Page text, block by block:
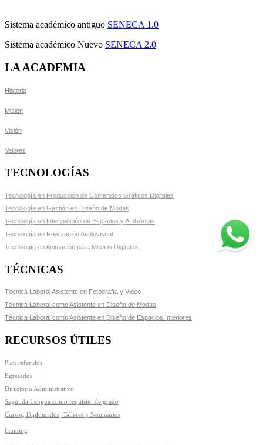
Sistema académico antiguo SENECA 1.0
Sistema académico Nuevo SENECA 2.0
LA ACADEMIA
Historia
Misión
Visión
Valores
TECNOLOGÍAS
Tecnología en Producción de Contenidos Gráficos Digitales
Tecnología en Gestión en Diseño de Modas
Tecnología en Intervención de Espacios y Ambientes
Tecnología en Realización Audiovisual
Tecnología en Animación para Medios Digitales
TÉCNICAS
Técnica Laboral Asistente en Fotografía y Video
Técnica Laboral como Asistente en Diseño de Modas
Técnica Laboral como Asistente en Diseño de Espacios Interiores
RECURSOS ÚTILES
Plan referidos
Egresados
Directorio Administrativo
Segunda Lengua como requisito de grado
Cursos, Diplomados, Talleres y Seminarios
Landing